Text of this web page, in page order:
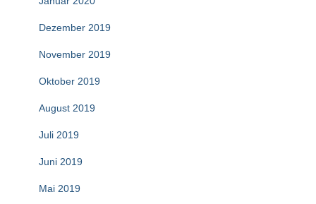
Dezember 2019
November 2019
Oktober 2019
August 2019
Juli 2019
Juni 2019
Mai 2019